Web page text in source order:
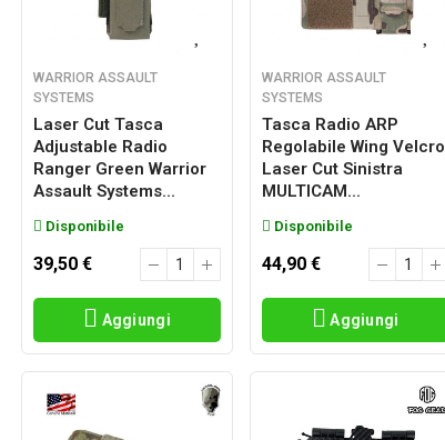
WARRIOR ASSAULT
SYSTEMS
Laser Cut Tasca
Adjustable Radio
Ranger Green Warrior
Assault Systems...
Disponibile
39,50 €
Aggiungi
WARRIOR ASSAULT
SYSTEMS
Tasca Radio ARP
Regolabile Wing Velcro
Laser Cut Sinistra
MULTICAM...
Disponibile
44,90 €
Aggiungi